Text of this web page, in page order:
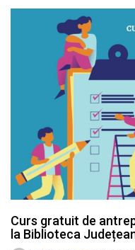
Curs gratuit de
la Biblioteca